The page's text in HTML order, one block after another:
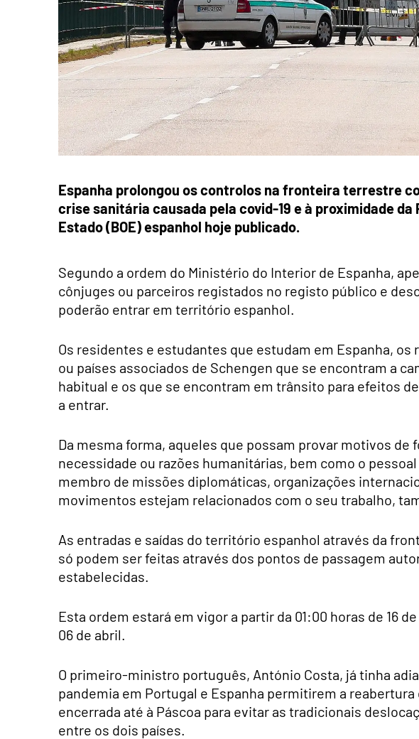
Espanha prolongou os controlos na fronteira terrestre
crise sanitária causada pela covid-19 e à proximidade
Estado (BOE) espanhol hoje publicado.
Segundo a ordem do Ministério do Interior de Espanha,
cônjuges ou parceiros registados no registo público e
poderão entrar em território espanhol.
Os residentes e estudantes que estudam em Espanha,
ou países associados de Schengen que se encontram a
habitual e os que se encontram em trânsito para efeitos
a entrar.
Da mesma forma, aqueles que possam provar motivos de
necessidade ou razões humanitárias, bem como o
membro de missões diplomáticas, organizações
movimentos estejam relacionados com o seu trabalho,
As entradas e saídas do território espanhol através da
só podem ser feitas através dos pontos de passagem
estabelecidas.
Esta ordem estará em vigor a partir da 01:00 horas de 16
06 de abril.
O primeiro-ministro português, António Costa, já tinha
pandemia em Portugal e Espanha permitirem a
encerrada até à Páscoa para evitar as tradicionais
entre os dois países.